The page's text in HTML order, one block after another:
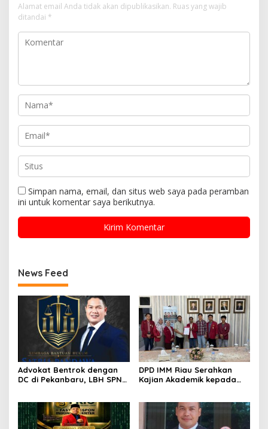
Alamat email Anda tidak akan dipublikasikan. Ruas yang wajib
ditandai *
Simpan nama, email, dan situs web saya pada peramban
ini untuk komentar saya berikutnya.
News Feed
Advokat Bentrok dengan
DC di Pekanbaru, LBH SPN
DPD IMM Riau Serahkan
Kajian Akademik kepada